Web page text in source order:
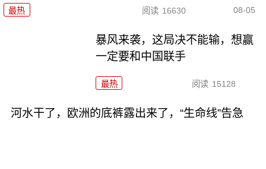
最热 阅读 16630 08-05
暴风来袭，这局决不能输，想赢
一定要和中国联手
最热 阅读 15128
河水干了，欧洲的底裤露出来了，“生命线”告急